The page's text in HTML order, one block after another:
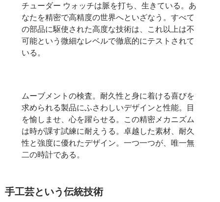
チューダー ウォッチは脈を打ち、生きている。あ
なたを精密で高精度の世界へといざなう。すべて
の部品に駆使された高度な技術は、これ以上は不
可能という微細なレベルで徹底的にテストされて
いる。
ムーブメントの検査。耐久性と身に着ける喜びを
求められる製品にふさわしいデザインと性能。目
を愉しませ、心を躍らせる。この精密メカニズム
は時が課す試練に耐えうる。卓越した素材、耐久
性と強度に優れたデザイン。一つ一つが、唯一無
二の時計である。
手工芸という伝統技術